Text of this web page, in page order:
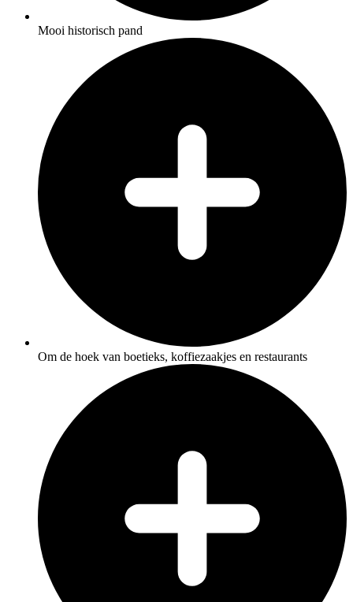
Mooi historisch pand
Om de hoek van boetieks, koffiezaakjes en restaurants